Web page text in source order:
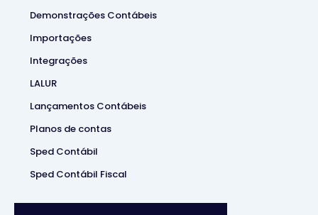
Demonstrações Contábeis
Importações
Integrações
LALUR
Lançamentos Contábeis
Planos de contas
Sped Contábil
Sped Contábil Fiscal